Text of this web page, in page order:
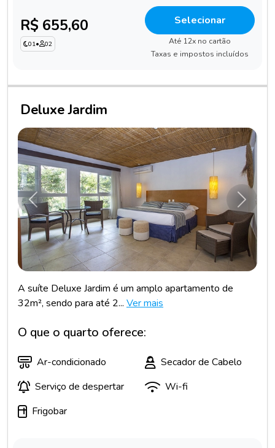
R$ 655,60
01• 02
Selecionar
Até 12x no cartão
Taxas e impostos incluídos
Deluxe Jardim
Anterior
A suíte Deluxe Jardim é um amplo apartamento de
32m², sendo para até 2... Ver mais
O que o quarto oferece:
Ar-condicionado
Secador de Cabelo
Serviço de despertar
Wi-fi
Frigobar